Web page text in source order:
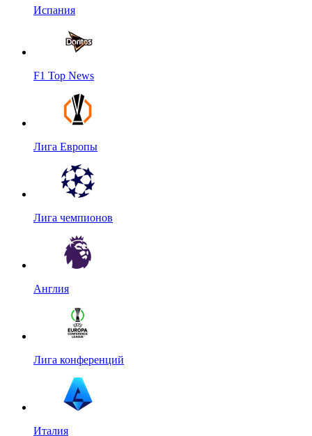
Испания
F1 Top News
Лига Европы
Лига чемпионов
Англия
Лига конференций
Италия